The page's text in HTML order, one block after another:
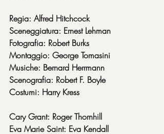
Regia: Alfred Hitchcock
Sceneggiatura: Ernest Lehman
Fotografia: Robert Burks
Montaggio: George Tomasini
Musiche: Bernard Herrmann
Scenografia: Robert F. Boyle
Costumi: Harry Kress
Cary Grant: Roger Thornhill
Eva Marie Saint: Eva Kendall